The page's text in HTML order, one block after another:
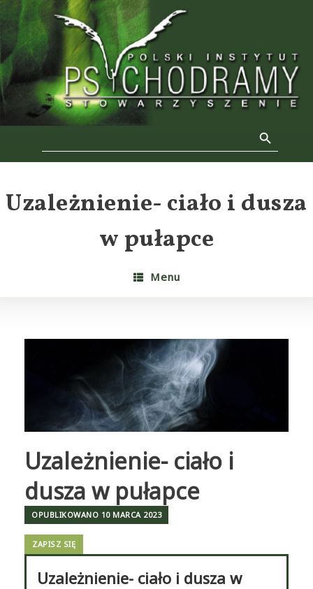
Skip
to
content
Uzależnienie- ciało i dusza
w pułapce
Menu
Uzależnienie- ciało i
dusza w pułapce
OPUBLIKOWANO 10 MARCA 2023
ZAPISZ SIĘ
Uzależnienie- ciało i dusza w